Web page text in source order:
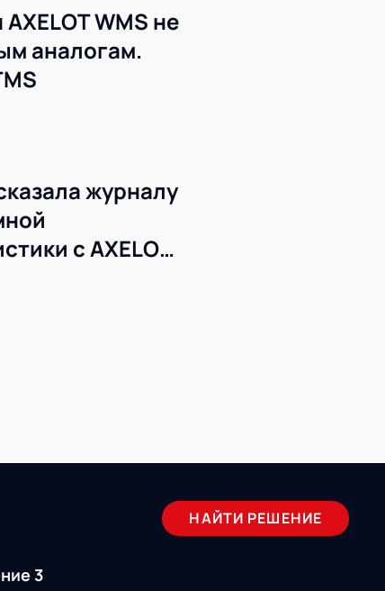
WMS не
аналогам.
журналу
с AXELOT
3
НАЙТИ РЕШЕНИЕ